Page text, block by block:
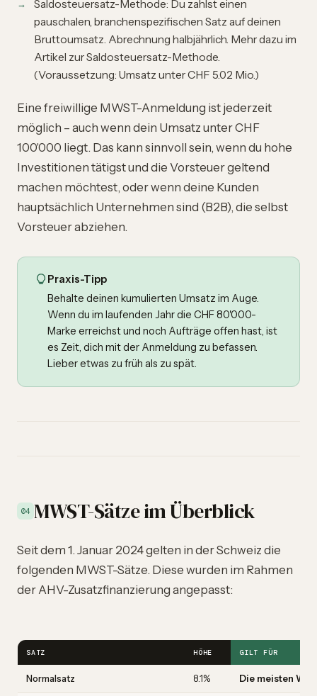
Saldosteuersatz-Methode: Du zahlst einen
pauschalen, branchenspezifischen Satz auf deinen
Bruttoumsatz. Abrechnung halbjährlich. Mehr dazu im
Artikel zurSaldosteuersatz-Methode.
(Voraussetzung: Umsatz unter CHF 5.02 Mio.)
Eine freiwillige MWST-Anmeldung ist jederzeit
möglich – auch wenn dein Umsatz unter CHF
100'000 liegt. Das kann sinnvoll sein, wenn du hohe
Investitionen tätigst und die Vorsteuer geltend
machen möchtest, oder wenn deine Kunden
hauptsächlich Unternehmen sind (B2B), die selbst
Vorsteuer abziehen.
Praxis-Tipp
Behalte deinen kumulierten Umsatz im Auge.
Wenn du im laufenden Jahr die CHF 80'000-
Marke erreichst und noch Aufträge offen hast, ist
es Zeit, dich mit der Anmeldung zu befassen.
Lieber etwas zu früh als zu spät.
04 MWST-Sätze im Überblick
Seit dem 1. Januar 2024 gelten in der Schweiz die
folgenden MWST-Sätze. Diese wurden im Rahmen
der AHV-Zusatzfinanzierung angepasst:
SATZ HÖHE GILT FÜR
Normalsatz 8.1% Die meisten